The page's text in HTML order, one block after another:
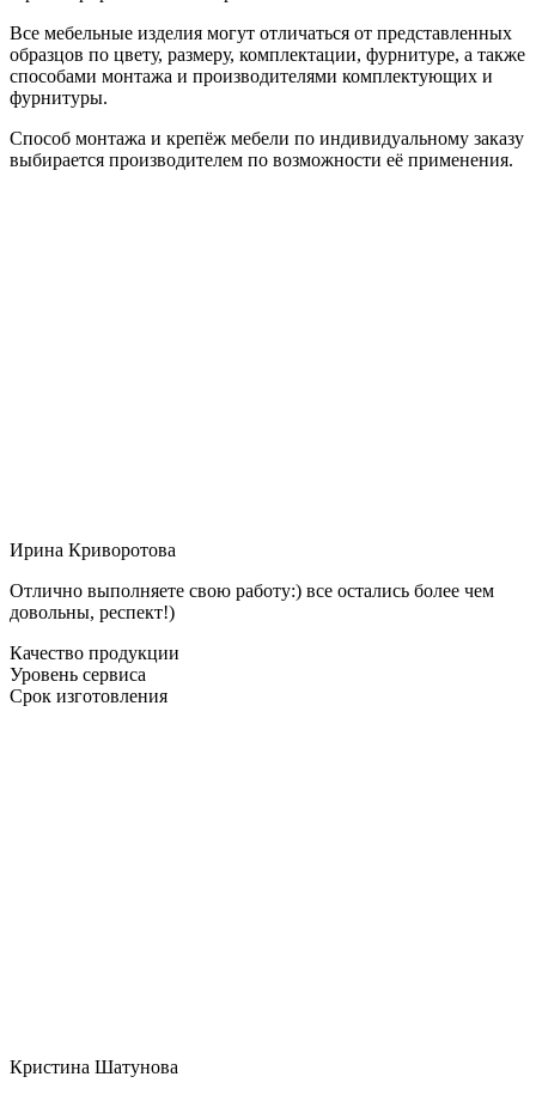
Все мебельные изделия могут отличаться от представленных
образцов по цвету, размеру, комплектации, фурнитуре, а также
способами монтажа и производителями комплектующих и
фурнитуры.
Способ монтажа и крепёж мебели по индивидуальному заказу
выбирается производителем по возможности её применения.
Ирина Криворотова
Отлично выполняете свою работу:) все остались более чем
довольны, респект!)
Качество продукции
Уровень сервиса
Срок изготовления
Кристина Шатунова